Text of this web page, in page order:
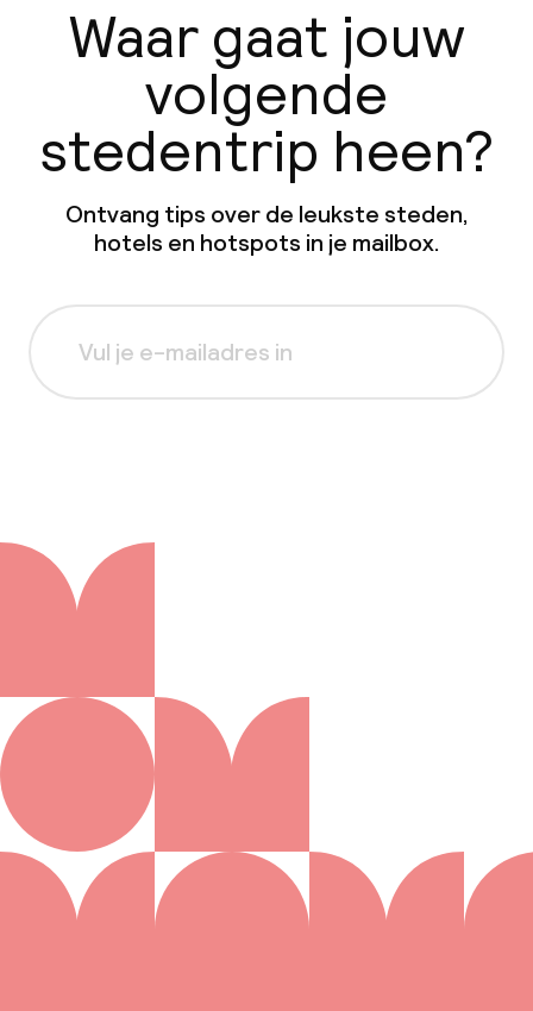
Waar gaat jouw
volgende
stedentrip heen?
Ontvang tips over de leukste steden,
hotels en hotspots in je mailbox.